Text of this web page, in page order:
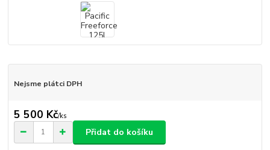
Nejsme plátci DPH
5 500 Kč/ks
Přidat do košíku